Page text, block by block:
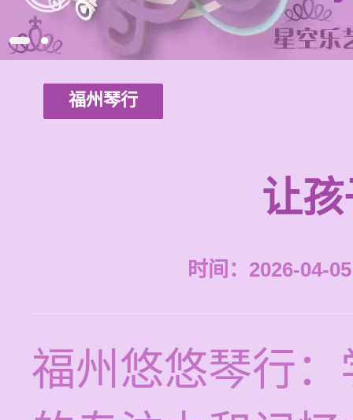
福州琴行
让
时间：2026-04-
福州悠悠琴行